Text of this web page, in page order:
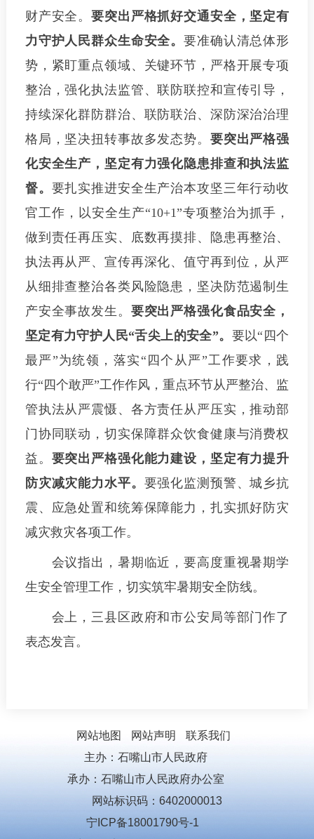
财产安全。要突出严格抓好交通安全，坚定有
力守护人民群众生命安全。要准确认清总体形
势，紧盯重点领域、关键环节，严格开展专项
整治，强化执法监管、联防联控和宣传引导，
持续深化群防群治、联防联治、深防深治治理
格局，坚决扭转事故多发态势。 要突出严格强
化安全生产，坚定有力强化隐患排查和执法监
督。 要扎实推进安全生产治本攻坚三年行动收
官工作，以安全生产“10+1”专项整治为抓手，
做到责任再压实、底数再摸排、隐患再整治、
执法再从严、宣传再深化、值守再到位，从严
从细排查整治各类风险隐患，坚决防范遏制生
产安全事故发生。 要突出严格强化食品安全，
坚定有力守护人民“舌尖上的安全”。 要以“四个
最严”为统领，落实“四个从严”工作要求，践
行“四个敢严”工作作风，重点环节从严整治、监
管执法从严震慑、各方责任从严压实，推动部
门协同联动，切实保障群众饮食健康与消费权
益。 要突出严格强化能力建设，坚定有力提升
防灾减灾能力水平。 要强化监测预警、城乡抗
震、应急处置和统筹保障能力，扎实抓好防灾
减灾救灾各项工作。
会议指出，暑期临近，要高度重视暑期学
生安全管理工作，切实筑牢暑期安全防线。
会上，三县区政府和市公安局等部门作了
表态发言。
网站地图 网站声明
联系我们
主办：石嘴山市人民政府
承办：石嘴山市人民政府办公室
网站标识码：6402000013
宁ICP备18001790号-1